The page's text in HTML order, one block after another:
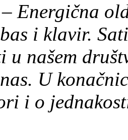
– Energična
i klavir.
u našem
U
i o